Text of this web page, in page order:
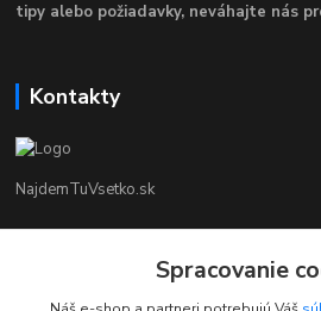
tipy alebo požiadavky, neváhajte nás
Kontakty
NajdemTuVsetko.sk
+421 902250190
Spracovanie